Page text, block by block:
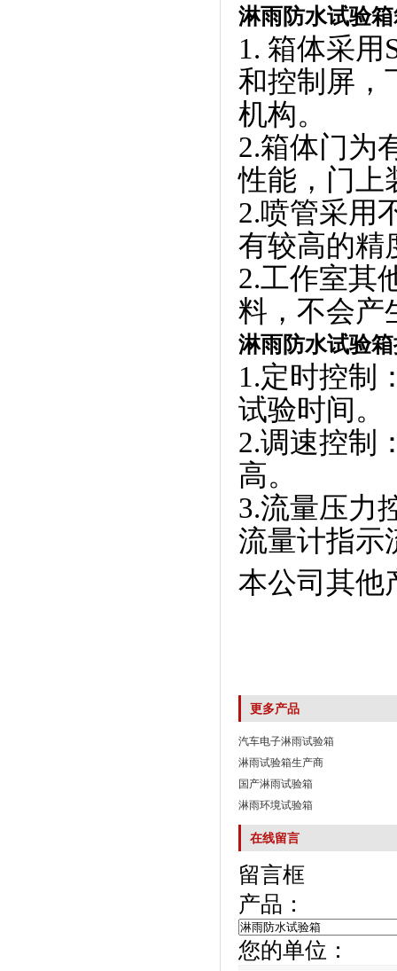
淋雨防水试验箱
1. 箱体采用
和控制屏
机构。
2.箱体门为有
性能，
2.喷管采用
有较高的精度
2.工作室其
料，不会
淋雨防水试验箱
1.定时控制
试验时间。
2.调速控制
高。
3.流量压力
流量计指示流
本公司其他
更多产品
汽车电子淋雨试验箱
淋雨试验箱生产商
国产淋雨试验箱
淋雨环境试验箱
在线留言
留言框
产品：
您的单位：